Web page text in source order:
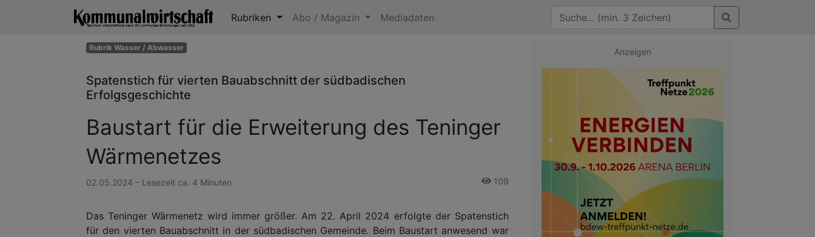
Rubriken Abo / Magazin Mediadaten
Rubrik Wasser / Abwasser
Spatenstich für vierten Bauabschnitt der südbadischen
Erfolgsgeschichte
Baustart für die Erweiterung des Teninger
Wärmenetzes
02.05.2024 – Lesezeit ca. 4 Minuten 109
Das Teninger Wärmenetz wird immer größer. Am 22. April 2024 erfolgte der Spatenstich
für den vierten Bauabschnitt in der südbadischen Gemeinde. Beim Baustart anwesend war
Anzeigen